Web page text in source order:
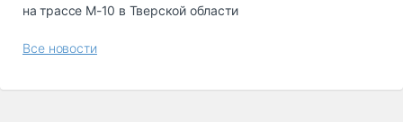
на трассе М-10 в Тверской области
Все новости